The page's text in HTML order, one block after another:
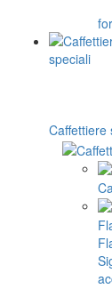
Caffettiere